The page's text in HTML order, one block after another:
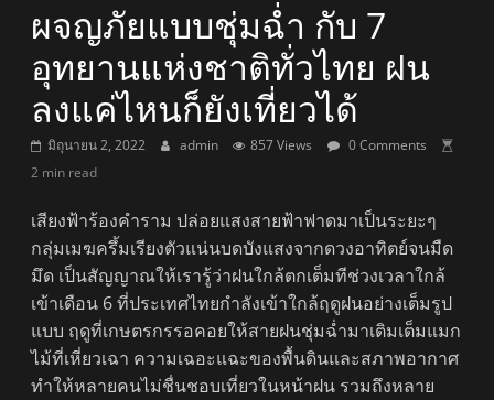
ผจญภัยแบบชุ่มฉ่ำ กับ 7
อุทยานแห่งชาติทั่วไทย ฝน
ลงแค่ไหนก็ยังเที่ยวได้
มิถุนายน 2, 2022 admin 857 Views
0 Comments
2 min read
เสียงฟ้าร้องคำราม ปล่อยแสงสายฟ้าฟาดมาเป็นระยะๆ
กลุ่มเมฆครึ้มเรียงตัวแน่นบดบังแสงจากดวงอาทิตย์จนมืด
มึด เป็นสัญญาณให้เรารู้ว่าฝนใกล้ตกเต็มทีช่วงเวลาใกล้
เข้าเดือน 6 ที่ประเทศไทยกำลังเข้าใกล้ฤดูฝนอย่างเต็มรูป
แบบ ฤดูที่เกษตรกรรอคอยให้สายฝนชุ่มฉ่ำมาเติมเต็มแมก
ไม้ที่เหี่ยวเฉา ความเฉอะแฉะของพื้นดินและสภาพอากาศ
ทำให้หลายคนไม่ชื่นชอบเที่ยวในหน้าฝน รวมถึงหลาย